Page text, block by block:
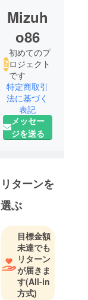
Mizuh
o86
初めてのプ
ロジェクト
です
特定商取引
法に基づく
表記
メッセー
ジを送る
リターンを
選ぶ
目標金額
未達でも
リターン
が届きま
す(All-in
方式)